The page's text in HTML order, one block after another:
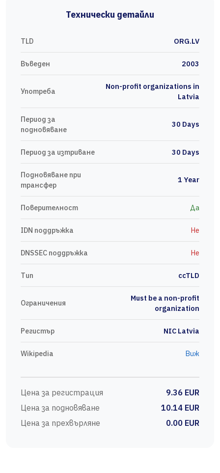
Технически детайли
TLD ORG.LV
Въведен 2003
Употреба
Non-profit organizations in
Latvia
Период за
подновяване
30 Days
Период за изтриване 30 Days
Подновяване при
трансфер
1 Year
Поверителност Да
IDN поддръжка Не
DNSSEC поддръжка Не
Тип ccTLD
Ограничения
Must be a non-profit
organization
Регистър NIC Latvia
Wikipedia Виж
Цена за регистрация
9.36 EUR
Цена за подновяване
10.14 EUR
Цена за прехвърляне
0.00 EUR